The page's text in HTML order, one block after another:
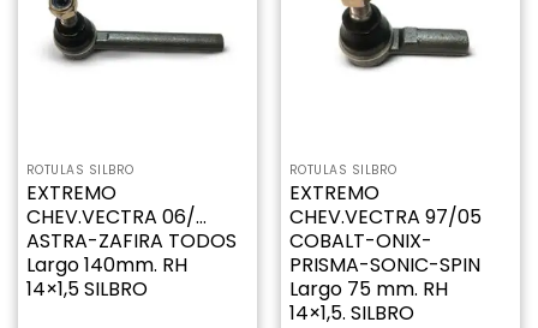
ROTULAS SILBRO
EXTREMO
CHEV.VECTRA 06/…
ASTRA-ZAFIRA TODOS
Largo 140mm. RH
14×1,5 SILBRO
ROTULAS SILBRO
EXTREMO
CHEV.VECTRA 97/05
COBALT-ONIX-
PRISMA-SONIC-SPIN
Largo 75 mm. RH
14×1,5. SILBRO